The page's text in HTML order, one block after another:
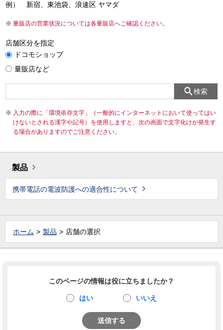
例） 新宿、東池袋、浪速区 ヤマダ
量販店の営業状況については各量販店へご確認ください。
店舗区分を指定
ドコモショップ
量販店など
検索
入力の際に「環境依存文字」（一般的にインターネットにおいて使ってはい
けないとされる漢字や記号）を使用しますと、次の画面で文字化けが発生す
る場合がありますのでご注意ください。
製品
携帯電話の電波防護への適合性について
ホーム 製品 店舗の選択
このページの情報は役に立ちましたか？
はい いいえ
送信する